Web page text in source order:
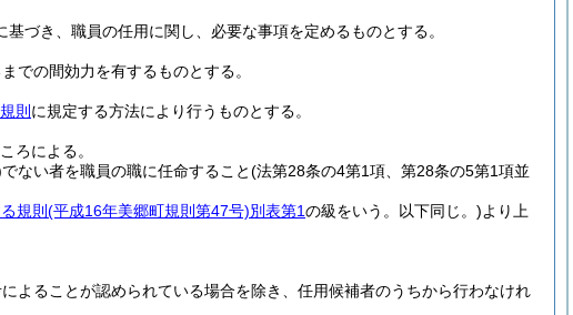
基づき、職員の任用に関し、必要な事項を定めるものとする。
での間効力を有するものとする。
則 に規定する方法により行うものとする。
ろによる。
でない者を職員の職に任命すること(法第28条の4第1項、第28条の5第1項並
規則 (平成16年美郷町規則第47号)別表第1の級をいう。以下同じ。)より上
よることが認められている場合を除き、任用候補者のうちから行わなけれ